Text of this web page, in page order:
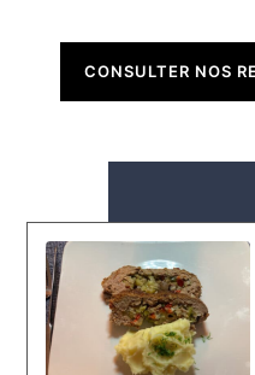
CONSULTER NOS